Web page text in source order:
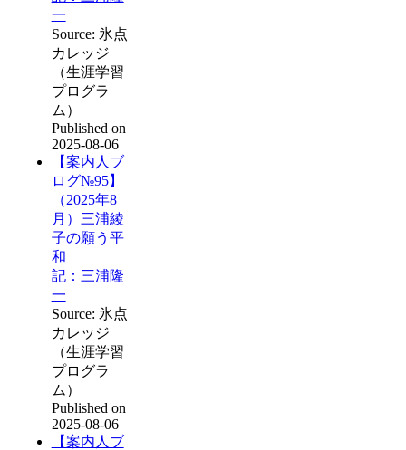
一
Source: 氷点
カレッジ
（生涯学習
プログラ
ム）
Published on
2025-08-06
【案内人ブ
ログ№95】
（2025年8
月）三浦綾
子の願う平
和
記：三浦隆
一
Source: 氷点
カレッジ
（生涯学習
プログラ
ム）
Published on
2025-08-06
【案内人ブ